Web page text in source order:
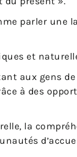
parler une
et
aux gens de
à des
la